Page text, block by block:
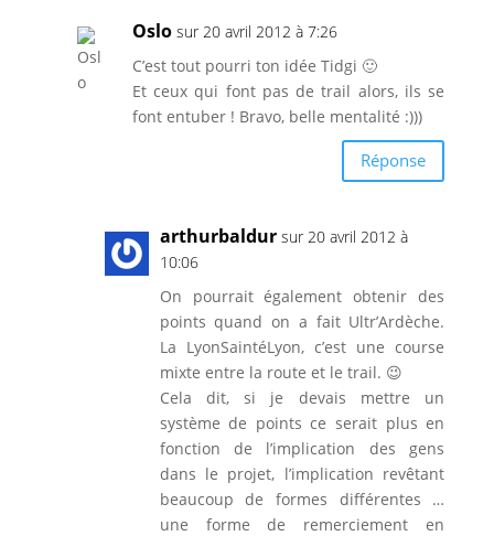
Oslo sur 20 avril 2012 à 7:26
C’est tout pourri ton idée Tidgi 🙂
Et ceux qui font pas de trail alors, ils se
font entuber ! Bravo, belle mentalité :)))
Réponse
arthurbaldur sur 20 avril 2012 à
10:06
On pourrait également obtenir des
points quand on a fait Ultr’Ardèche.
La LyonSaintéLyon, c’est une course
mixte entre la route et le trail. 😉
Cela dit, si je devais mettre un
système de points ce serait plus en
fonction de l’implication des gens
dans le projet, l’implication revêtant
beaucoup de formes différentes …
une forme de remerciement en